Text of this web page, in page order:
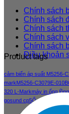
Chính sách
Chính sách
Chính sách
Chính sách
Chính sách
Điều khoản
Product tags
cảm biến áp suất M5256-
markM5256-C3079E-
320 L-Markmáy in ống
gosund cp5Ổ cắm điện